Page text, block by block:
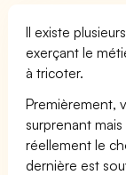
Il existe
exerçant le
à tricoter.
Premièrement,
surprenant mais
réellement le
dernière est